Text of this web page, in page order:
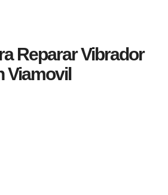
Reparar Vibrador
Viamovil